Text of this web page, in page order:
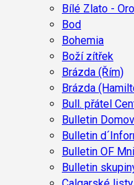
Bílé Zlato -
Bod
Bohemia
Boží zítřek
Brázda (Řím)
Brázda
Bull. přátel
Bulletin Domov
Bulletin
Bulletin OF
Bulletin